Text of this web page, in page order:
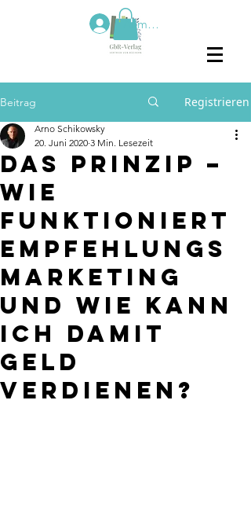
Anmelden
Beitrag Registrieren
Das Prinzip –
Wie
funktioniert
Empfehlungs
marketing
und wie kann
ich damit
Geld
verdienen?
Arno Schikowsky
20. Juni 2020 3 Min. Lesezeit